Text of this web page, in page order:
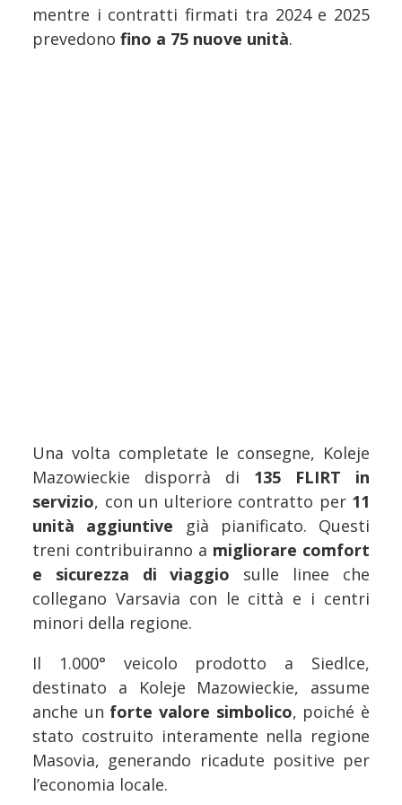
mentre i contratti firmati tra 2024 e 2025
prevedono fino a 75 nuove unità.
Una volta completate le consegne, Koleje
Mazowieckie disporrà di 135 FLIRT in
servizio, con un ulteriore contratto per 11
unità aggiuntive già pianificato. Questi
treni contribuiranno a migliorare comfort
e sicurezza di viaggio sulle linee che
collegano Varsavia con le città e i centri
minori della regione.
Il 1.000° veicolo prodotto a Siedlce,
destinato a Koleje Mazowieckie, assume
anche un forte valore simbolico, poiché è
stato costruito interamente nella regione
Masovia, generando ricadute positive per
l’economia locale.